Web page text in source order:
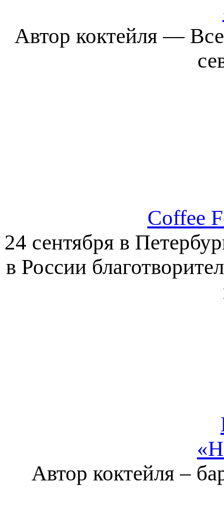
Автор коктейля —
Coffee
24 сентября в
в России
Автор коктейля –